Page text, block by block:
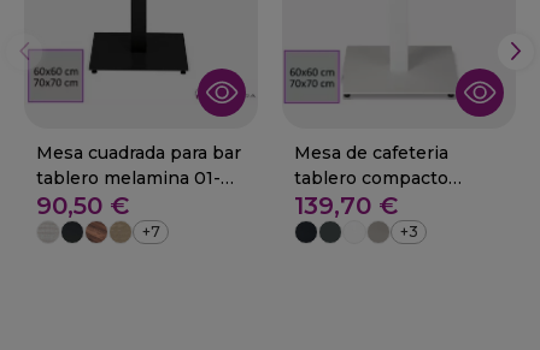
Mesa cuadrada para bar
tablero melamina 01-
Zagora
90,50 €
+7
Mesa de cafeteria
tablero compacto
cuadrado 01-Zagora
139,70 €
+3